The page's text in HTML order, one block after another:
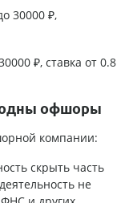
30000 ₽,
₽, ставка от 0.8
офшоры
компании:
скрыть часть
не